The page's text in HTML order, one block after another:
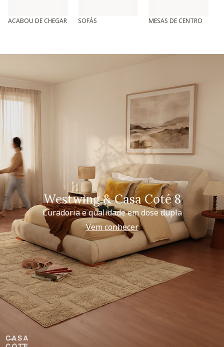
ACABOU DE CHEGAR SOFÁS MESAS DE CENTRO
Westwing & Casa Coté 8
Curadoria e qualidade em dose dupla
Vem conhecer